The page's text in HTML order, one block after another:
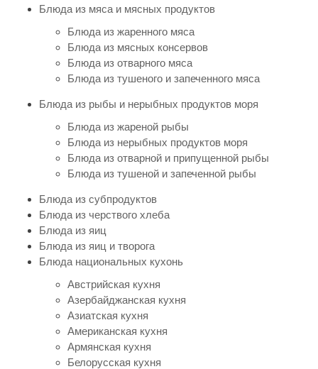
Блюда из мяса и мясных продуктов
Блюда из жаренного мяса
Блюда из мясных консервов
Блюда из отварного мяса
Блюда из тушеного и запеченного мяса
Блюда из рыбы и нерыбных продуктов моря
Блюда из жареной рыбы
Блюда из нерыбных продуктов моря
Блюда из отварной и припущенной рыбы
Блюда из тушеной и запеченной рыбы
Блюда из субпродуктов
Блюда из черствого хлеба
Блюда из яиц
Блюда из яиц и творога
Блюда национальных кухонь
Австрийская кухня
Азербайджанская кухня
Азиатская кухня
Американская кухня
Армянская кухня
Белорусская кухня